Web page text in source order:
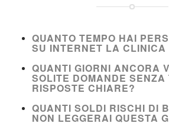
QUANTO TEMPO HAI
SU INTERNET LA CLINICA
QUANTI GIORNI ANCORA
SOLITE DOMANDE SENZA
RISPOSTE CHIARE?
QUANTI SOLDI RISCHI DI
NON LEGGERAI QUESTA